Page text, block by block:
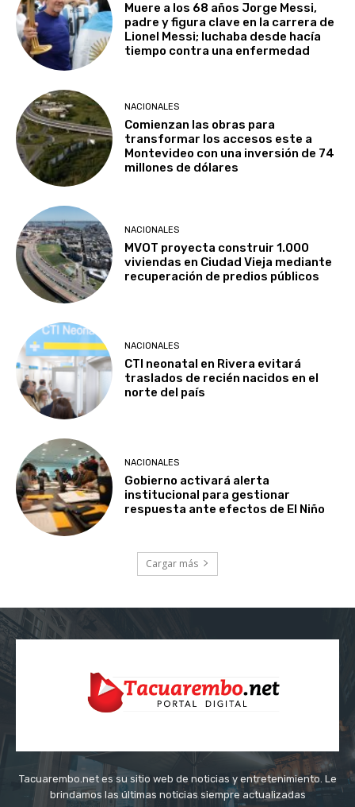
Muere a los 68 años Jorge Messi,
padre y figura clave en la carrera de
Lionel Messi; luchaba desde hacía
tiempo contra una enfermedad
NACIONALES
Comienzan las obras para
transformar los accesos este a
Montevideo con una inversión de 74
millones de dólares
NACIONALES
MVOT proyecta construir 1.000
viviendas en Ciudad Vieja mediante
recuperación de predios públicos
NACIONALES
CTI neonatal en Rivera evitará
traslados de recién nacidos en el
norte del país
NACIONALES
Gobierno activará alerta
institucional para gestionar
respuesta ante efectos de El Niño
Cargar más
Tacuarembo.net es su sitio web de noticias y entretenimiento. Le
brindamos las últimas noticias siempre actualizadas